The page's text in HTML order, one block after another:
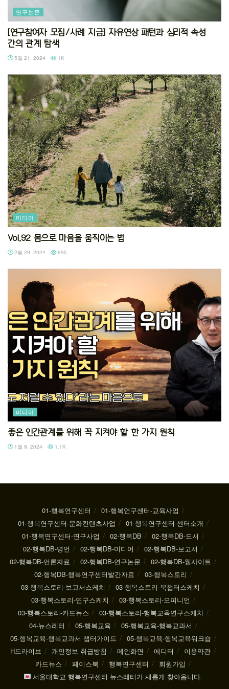
연구논문
[연구참여자 모집/사례 지급] 자유연상 패턴과 심리적 속성
간의 관계 탐색
5월 21, 2024 1K
미디어
Vol.92 몸으로 마음을 움직이는 법
2월 29, 2024 695
미디어
좋은 인간관계를 위해 꼭 지켜야 할 한 가지 원칙
1월 9, 2024 1.1K
01-행복연구센터
01-행복연구센터-교육사업
01-행복연구센터-문화컨텐츠사업
01-행복연구센터-센터소개
01-행복연구센터-연구사업
02-행복DB
02-행복DB-도서
02-행복DB-명언
02-행복DB-미디어
02-행복DB-보고서
02-행복DB-언론자료
02-행복DB-연구논문
02-행복DB-웹사이트
02-행복DB-행복연구센터발간자료
03-행복스토리
03-행복스토리-보고서스케치
03-행복스토리-북챕터스케치
03-행복스토리-연구스케치
03-행복스토리-오피니언
03-행복스토리-카드뉴스
03-행복스토리-행복교육연구스케치
04-뉴스레터
05-행복교육
05-행복교육-행복교과서
05-행복교육-행복교과서 챕터가이드
05-행복교육-행복교육워크숍
H드라이브
개인정보 취급방침 메인화면 에디터
이용약관
카드뉴스
페이스북 행복연구센터
회원가입
서울대학교 행복연구센터 뉴스레터가 새롭게 찾아옵니다.